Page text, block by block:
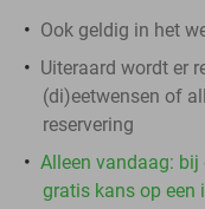
Ook geldig in het
Uiteraard wordt er
(di)eetwensen of
reservering
Alleen vandaag: bij
gratis kans op een